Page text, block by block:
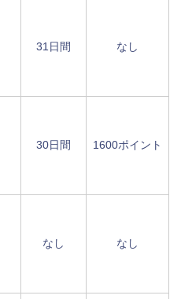
31日間 なし
30日間 1600ポイント
なし なし